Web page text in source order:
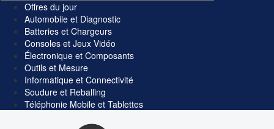
Offres du jour
Automobile et Diagnostic
Batteries et Chargeurs
Consoles et Jeux Vidéo
Électronique et Composants
Outils et Mesure
Informatique et Connectivité
Soudure et Reballing
Téléphonie Mobile et Tablettes